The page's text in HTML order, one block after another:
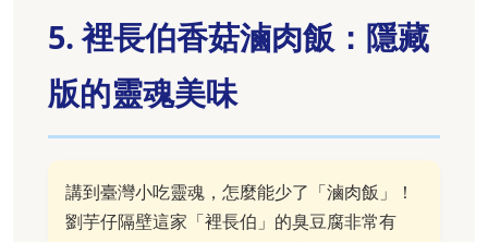
5. 裡長伯香菇滷肉飯：隱藏
版的靈魂美味
講到臺灣小吃靈魂，怎麼能少了「滷肉飯」！
劉芋仔隔壁這家「裡長伯」的臭豆腐非常有